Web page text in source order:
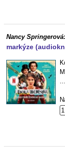
Nancy Springerová:
markýze
...